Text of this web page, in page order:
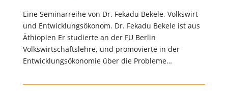
Eine Seminarreihe von Dr. Fekadu Bekele, Volkswirt
und Entwicklungsökonom. Dr. Fekadu Bekele ist aus
Äthiopien Er studierte an der FU Berlin
Volkswirtschaftslehre, und promovierte in der
Entwicklungsökonomie über die Probleme…